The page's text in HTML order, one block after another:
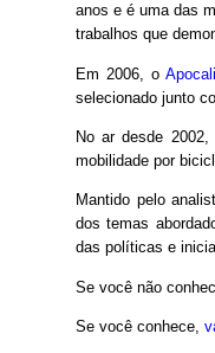
anos e é uma das
trabalhos que
Em 2006, o
selecionado junto
No ar desde
mobilidade por
Mantido pelo
dos temas
das políticas e
Se você não
Se você conhece,